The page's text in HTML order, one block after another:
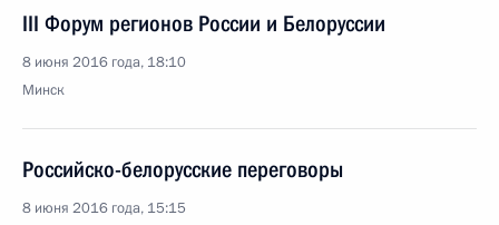
III Форум регионов России и Белоруссии
8 июня 2016 года, 18:10
Минск
Российско-белорусские переговоры
8 июня 2016 года, 15:15